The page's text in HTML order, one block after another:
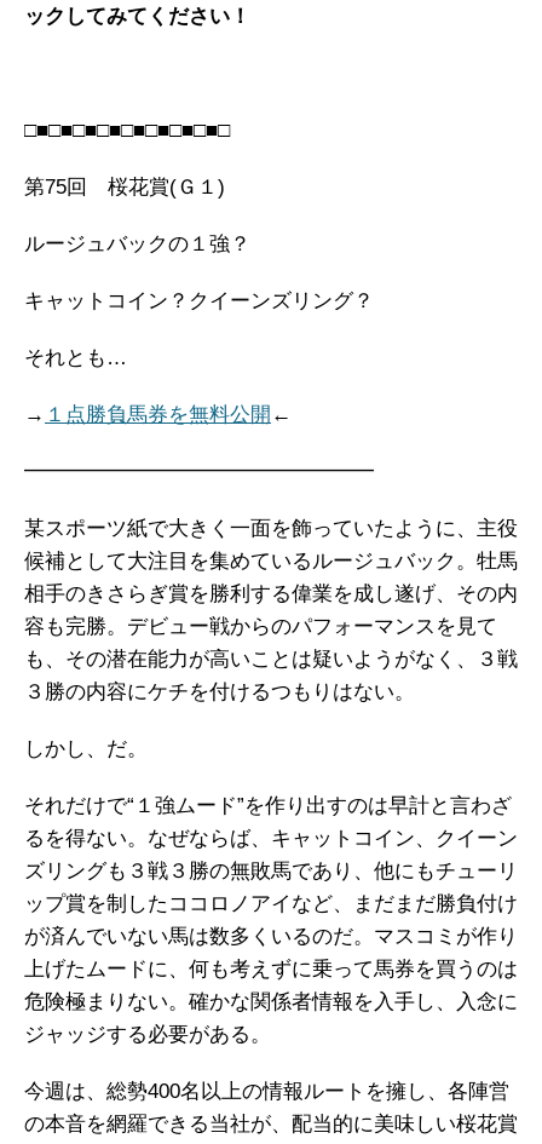
ックしてみてください！
□■□■□■□■□■□■□■□■□
第75回 桜花賞(Ｇ１)
ルージュバックの１強？
キャットコイン？クイーンズリング？
それとも…
→ １点勝負馬券を無料公開 ←
━━━━━━━━━━━━━━━━━
某スポーツ紙で大きく一面を飾っていたように、主役
候補として大注目を集めているルージュバック。牡馬
相手のきさらぎ賞を勝利する偉業を成し遂げ、その内
容も完勝。デビュー戦からのパフォーマンスを見て
も、その潜在能力が高いことは疑いようがなく、３戦
３勝の内容にケチを付けるつもりはない。
しかし、だ。
それだけで“１強ムード”を作り出すのは早計と言わざ
るを得ない。なぜならば、キャットコイン、クイーン
ズリングも３戦３勝の無敗馬であり、他にもチューリ
ップ賞を制したココロノアイなど、まだまだ勝負付け
が済んでいない馬は数多くいるのだ。マスコミが作り
上げたムードに、何も考えずに乗って馬券を買うのは
危険極まりない。確かな関係者情報を入手し、入念に
ジャッジする必要がある。
今週は、総勢400名以上の情報ルートを擁し、各陣営
の本音を網羅できる当社が、配当的に美味しい桜花賞